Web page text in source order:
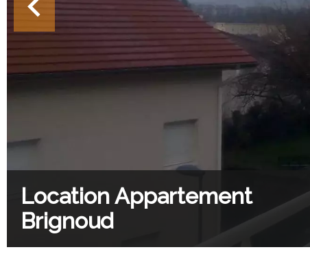
Location Appartement
Brignoud